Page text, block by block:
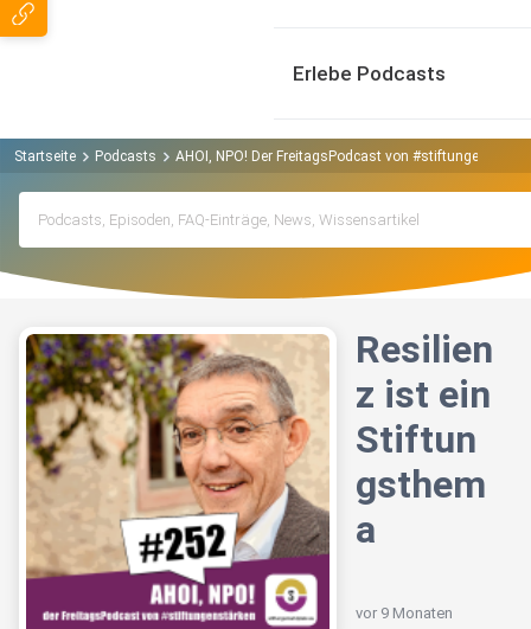
Erlebe Podcasts
Startseite Podcasts AHOI, NPO! Der FreitagsPodcast von
Resilien
z ist ein
Stiftun
gsthem
a
vor 9 Monaten